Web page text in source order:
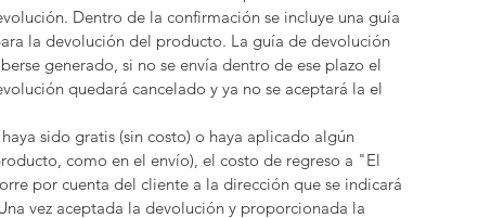
Dentro de la confirmación se incluye una guía
la devolución del producto. La guía de devolución
generado, si no se envía dentro de ese plazo el
quedará cancelado y ya no se aceptará la el
sido gratis (sin costo) o haya aplicado algún
como en el envío), el costo de regreso a "El
por cuenta del cliente a la dirección que se indicará
vez aceptada la devolución y proporcionada la